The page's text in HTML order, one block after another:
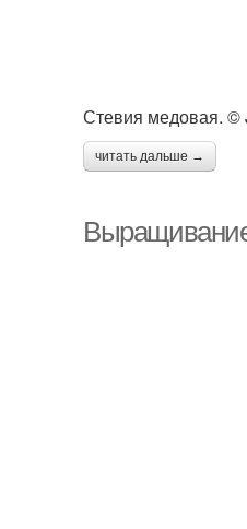
Стевия медовая. ©
читать дальше →